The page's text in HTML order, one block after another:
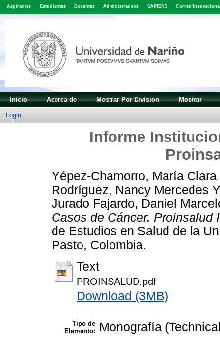
Aspirantes Estudiantes Docentes Administrativos SAPIENS Correo
Inicio Acerca de Mostrar Por Division Mostrar
Login
Informe
Yépez-Chamorro, María Clara
Rodríguez, Nancy Mercedes
Jurado Fajardo, Daniel
Casos de Cáncer. Proinsalud
de Estudios en Salud de la
Pasto, Colombia.
Text
PROINSALUD.pdf
Download (3MB)
Tipo de
Elemento:
Monografía